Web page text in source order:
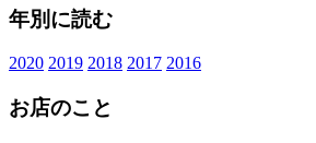
年別に読む
2020 2019 2018 2017 2016
お店のこと